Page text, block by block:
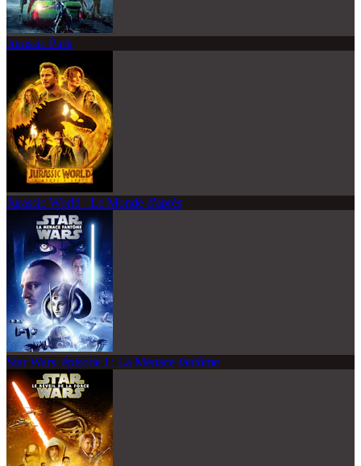
Jurassic Park
Jurassic World : Le Monde d'après
Star Wars, épisode I : La Menace fantôme